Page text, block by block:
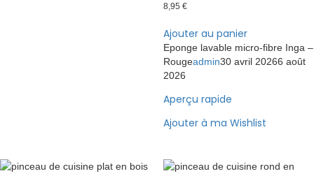
8,95 €
Ajouter au panier
Eponge lavable micro-fibre Inga –
Rougeadmin30 avril 20266 août
2026
Aperçu rapide
Ajouter à ma Wishlist